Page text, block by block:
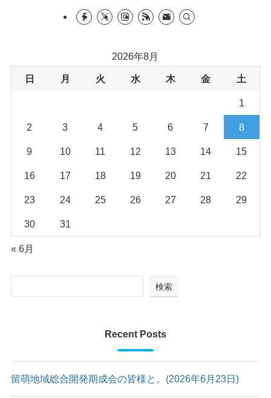
2026年8月
日 月 火 水 木 金 土
1
2 3 4 5 6 7 8
9 10 11 12 13 14 15
16 17 18 19 20 21 22
23 24 25 26 27 28 29
30 31
« 6月
検索
Recent Posts
留萌地域総合開発期成会の皆様と。(2026年6月23日)